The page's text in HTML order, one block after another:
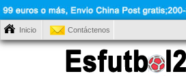
Inicio Contáctenos